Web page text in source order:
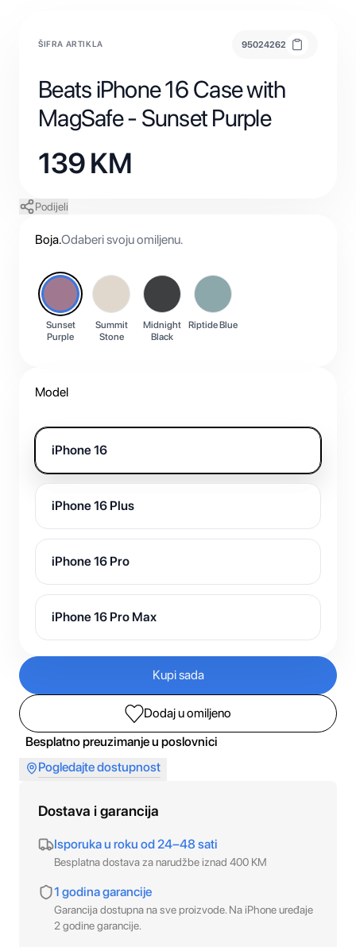
ŠIFRA ARTIKLA 95024262
Beats iPhone 16 Case with
MagSafe - Sunset Purple
139KM
Podijeli
Boja.Odaberi svoju omiljenu.
Sunset
Purple
Summit
Stone
Midnight
Black
Riptide Blue
Model
iPhone 16
iPhone 16 Plus
iPhone 16 Pro
iPhone 16 Pro Max
Kupi sada
Dodaj u omiljeno
Besplatno preuzimanje u poslovnici
Pogledajte dostupnost
Dostava i garancija
Isporuka u roku od 24–48 sati
Besplatna dostava za narudžbe iznad 400 KM
1 godina garancije
Garancija dostupna na sve proizvode. Na iPhone uređaje
2 godine garancije.